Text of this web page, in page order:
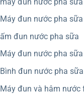
Máy đun nước pha
ấm đun nước pha sữa
Máy đun nước pha
Bình đun nước pha
Máy đun và hâm nước